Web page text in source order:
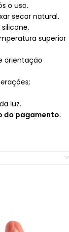
o uso.
secar natural.
superior
orientação
luz.
do pagamento.